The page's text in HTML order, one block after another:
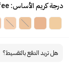
درجة كريم الأساس: 420G Toffee
هل تريد الدفع بالتقسيط؟